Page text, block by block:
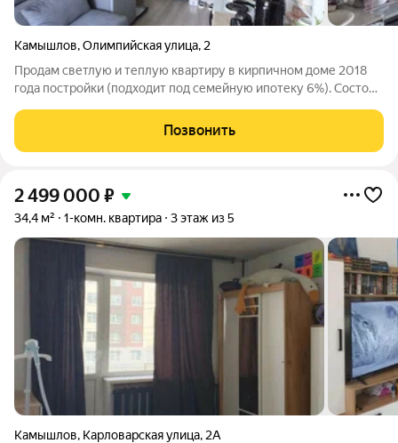
Камышлов,Олимпийская улица, 2
Продам светлую и теплую квартиру в кирпичном доме 2018
года постройки (подходит под семейную ипотеку 6%). Состоит
лоджии. В квартире современный ремонт. Окна пластиковые
стеклопакеты,
Позвонить
2 499 000 ₽
34,4 м² 1-комн. квартира 3 этаж из 5
Камышлов, Карловарская улица, 2А